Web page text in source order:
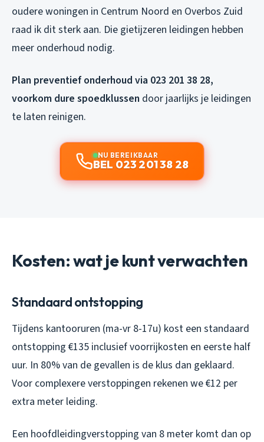
oudere woningen in Centrum Noord en Overbos Zuid
raad ik dit sterk aan. Die gietijzeren leidingen hebben
meer onderhoud nodig.
Plan preventief onderhoud via 023 201 38 28,
voorkom dure spoedklussen door jaarlijks je leidingen
te laten reinigen.
NU BEREIKBAAR
BEL 023 201 38 28
Kosten: wat je kunt verwachten
Standaard ontstopping
Tijdens kantooruren (ma-vr 8-17u) kost een standaard
ontstopping €135 inclusief voorrijkosten en eerste half
uur. In 80% van de gevallen is de klus dan geklaard.
Voor complexere verstoppingen rekenen we €12 per
extra meter leiding.
Een hoofdleidingverstopping van 8 meter komt dan op